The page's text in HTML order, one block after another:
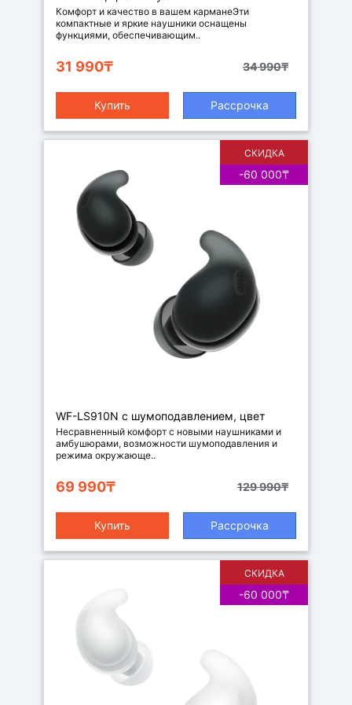
Комфорт и качество в вашем карманеЭти
компактные и яркие наушники оснащены
функциями, обеспечивающим..
34 990₸
31 990₸
Купить Рассрочка
СКИДКА
-60 000₸
Наушники
WF-LS910N с шумоподавлением, цвет
черный
Несравненный комфорт с новыми наушниками и
амбушюрами, возможности шумоподавления и
режима окружающе..
129 990₸
69 990₸
Купить Рассрочка
СКИДКА
-60 000₸